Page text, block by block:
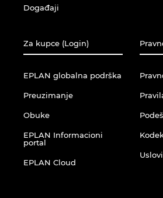
Događaji
Za kupce (Login)
EPLAN globalna podrška
Preuzimanje
Obuke
EPLAN Informacioni
portal
EPLAN Cloud